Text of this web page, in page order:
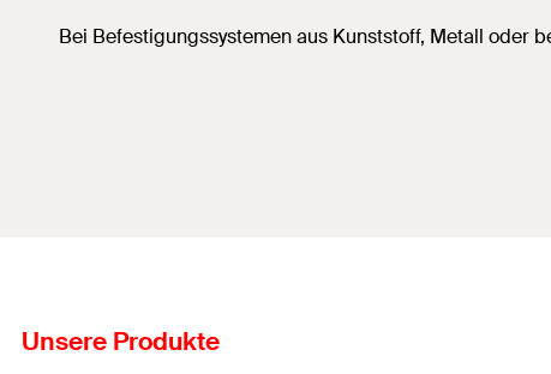
Bei Befestigungssystemen aus Kunststoff, Metall oder
Unsere Produkte